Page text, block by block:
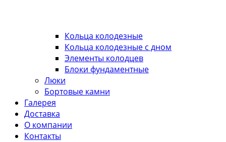
Кольца колодезные
Кольца колодезные с дном
Элементы колодцев
Блоки фундаментные
Люки
Бортовые камни
Галерея
Доставка
О компании
Контакты